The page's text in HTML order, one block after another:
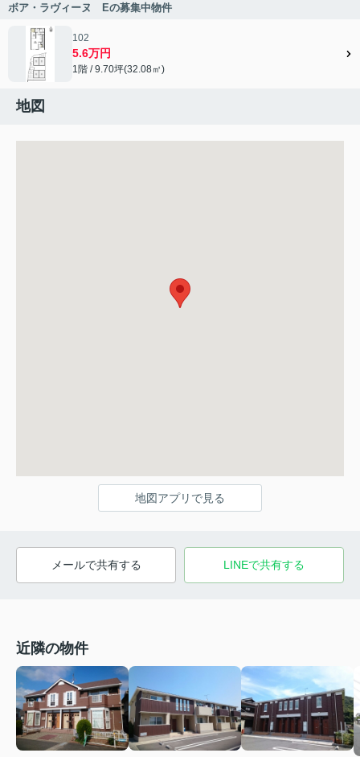
ボア・ラヴィーヌ Eの募集中物件
102
5.6万円
1階 / 9.70坪(32.08㎡)
地図
地図アプリで見る
メールで共有する LINEで共有する
近隣の物件